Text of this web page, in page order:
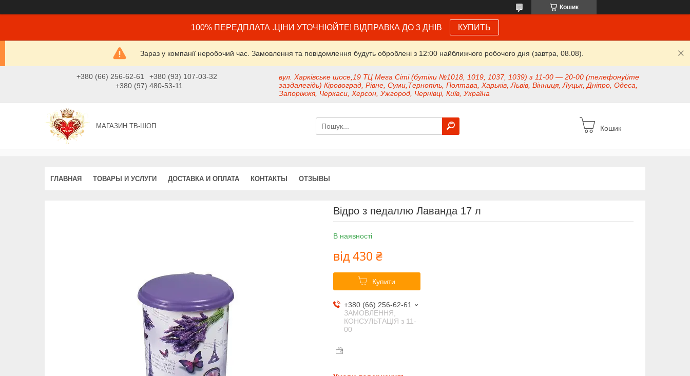
Кошик
100% ПЕРЕДПЛАТА .ЦІНИ УТОЧНЮЙТЕ! ВІДПРАВКА ДО 3 ДНІВ КУПИТЬ
Зараз у компанії неробочий час. Замовлення та повідомлення будуть оброблені з 12:00 найближчого робочого дня (завтра, 08.08).
+380 (66) 256-62-61
+380 (93) 107-03-32
+380 (97) 480-53-11
вул. Харківське шосе,19 ТЦ Мега Сіті (бутіки №1018, 1019, 1037, 1039) з 11-00 — 20-00 (телефонуйте
заздалегідь) Кіровоград, Рівне, Суми,Тернопіль, Полтава, Харьків, Львів, Вінниця, Луцьк, Дніпро, Одеса,
Запоріжжя, Черкаси, Херсон, Ужгород, Чернівці, Київ, Україна
МАГАЗИН ТВ-ШОП Кошик
ГЛАВНАЯ ТОВАРЫ И УСЛУГИ ДОСТАВКА И ОПЛАТА КОНТАКТЫ ОТЗЫВЫ
Відро з педаллю Лаванда 17 л
В наявності
від430 ₴
Купити
+380 (66) 256-62-61
ЗАМОВЛЕННЯ,
КОНСУЛЬТАЦІЯ з 11-
00